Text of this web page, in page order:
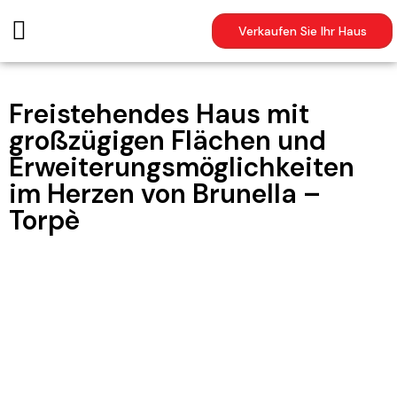
Verkaufen Sie Ihr Haus
Freistehendes Haus mit
großzügigen Flächen und
Erweiterungsmöglichkeiten
im Herzen von Brunella –
Torpè